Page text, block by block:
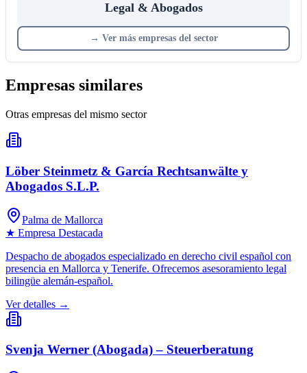
Legal & Abogados
→ Ver más empresas del sector
Empresas similares
Otras empresas del mismo sector
Löber Steinmetz & García Rechtsanwälte y
Abogados S.L.P.
Palma de Mallorca
★ Empresa Destacada
Despacho de abogados especializado en derecho civil español con
presencia en Mallorca y Tenerife. Ofrecemos asesoramiento legal
bilingüe alemán-español.
Ver detalles →
Svenja Werner (Abogada) – Steuerberatung